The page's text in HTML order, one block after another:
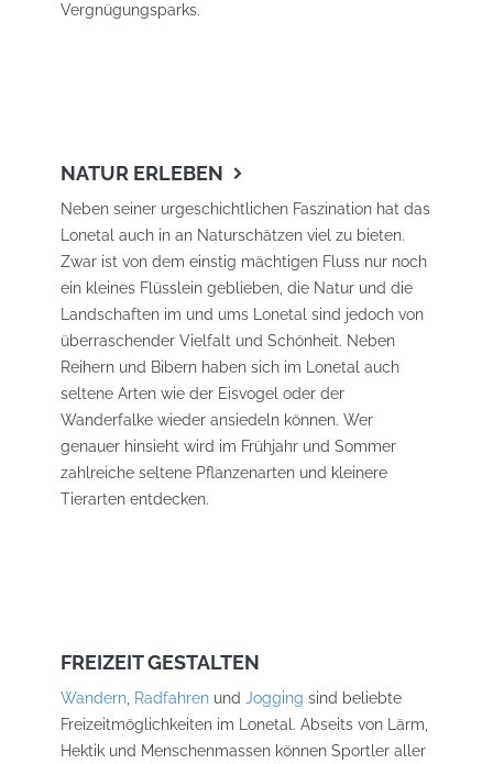
Vergnügungsparks.
NATUR ERLEBEN
Neben seiner urgeschichtlichen Faszination hat das
Lonetal auch in an Naturschätzen viel zu bieten.
Zwar ist von dem einstig mächtigen Fluss nur noch
ein kleines Flüsslein geblieben, die Natur und die
Landschaften im und ums Lonetal sind jedoch von
überraschender Vielfalt und Schönheit. Neben
Reihern und Bibern haben sich im Lonetal auch
seltene Arten wie der Eisvogel oder der
Wanderfalke wieder ansiedeln können. Wer
genauer hinsieht wird im Frühjahr und Sommer
zahlreiche seltene Pflanzenarten und kleinere
Tierarten entdecken.
FREIZEIT GESTALTEN
Wandern, Radfahren und Jogging sind beliebte
Freizeitmöglichkeiten im Lonetal. Abseits von Lärm,
Hektik und Menschenmassen können Sportler aller